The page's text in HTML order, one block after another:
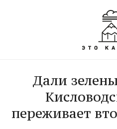
Дали
переживает